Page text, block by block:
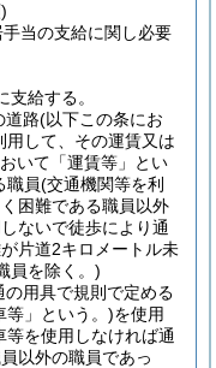
当の支給に関し必要
給する。
道路(以下この条にお
用して、その運賃又は
いて「運賃等」とい
職員(交通機関等を利
困難である職員以外
ないで徒歩により通
片道2キロメートル未
員を除く。)
用具で規則で定める
等」という。)を使用
等を使用しなければ通
以外の職員であっ